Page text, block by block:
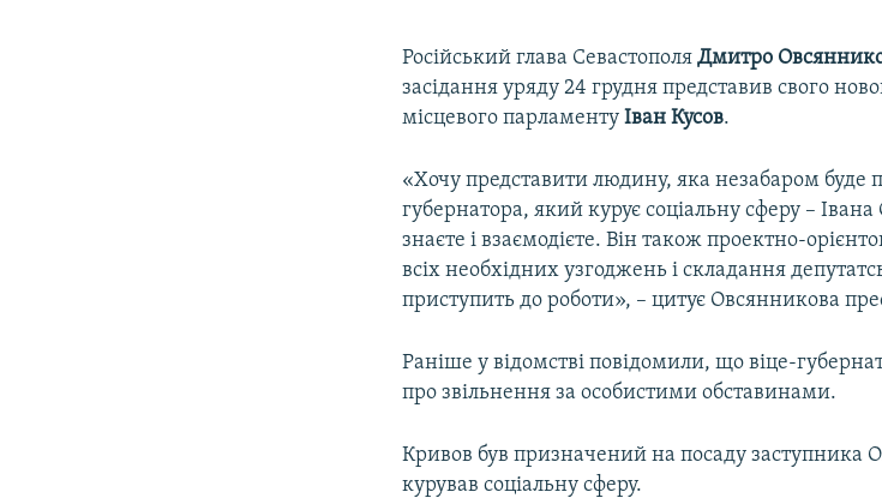
Російський глава СевастополяДмитро
засідання уряду 24 грудня представив свого
місцевого парламентуІван Кусов.
«Хочу представити людину, яка незабаром буде
губернатора, який курує соціальну сферу –
знаєте і взаємодієте. Він також проектно-
всіх необхідних узгоджень і складання
приступить до роботи», – цитує Овсянникова
Раніше у відомстві повідомили, що віце-
про звільнення за особистими обставинами.
Кривов був призначений на посаду заступника
курував соціальну сферу.